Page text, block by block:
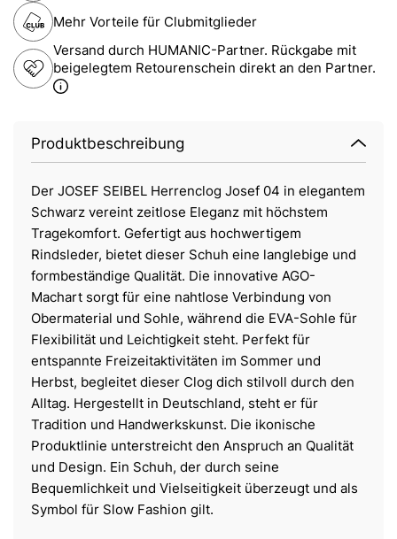
Mehr Vorteile für Clubmitglieder
Versand durch HUMANIC-Partner. Rückgabe mit
beigelegtem Retourenschein direkt an den Partner.
Produktbeschreibung
Der JOSEF SEIBEL Herrenclog Josef 04 in elegantem
Schwarz vereint zeitlose Eleganz mit höchstem
Tragekomfort. Gefertigt aus hochwertigem
Rindsleder, bietet dieser Schuh eine langlebige und
formbeständige Qualität. Die innovative AGO-
Machart sorgt für eine nahtlose Verbindung von
Obermaterial und Sohle, während die EVA-Sohle für
Flexibilität und Leichtigkeit steht. Perfekt für
entspannte Freizeitaktivitäten im Sommer und
Herbst, begleitet dieser Clog dich stilvoll durch den
Alltag. Hergestellt in Deutschland, steht er für
Tradition und Handwerkskunst. Die ikonische
Produktlinie unterstreicht den Anspruch an Qualität
und Design. Ein Schuh, der durch seine
Bequemlichkeit und Vielseitigkeit überzeugt und als
Symbol für Slow Fashion gilt.